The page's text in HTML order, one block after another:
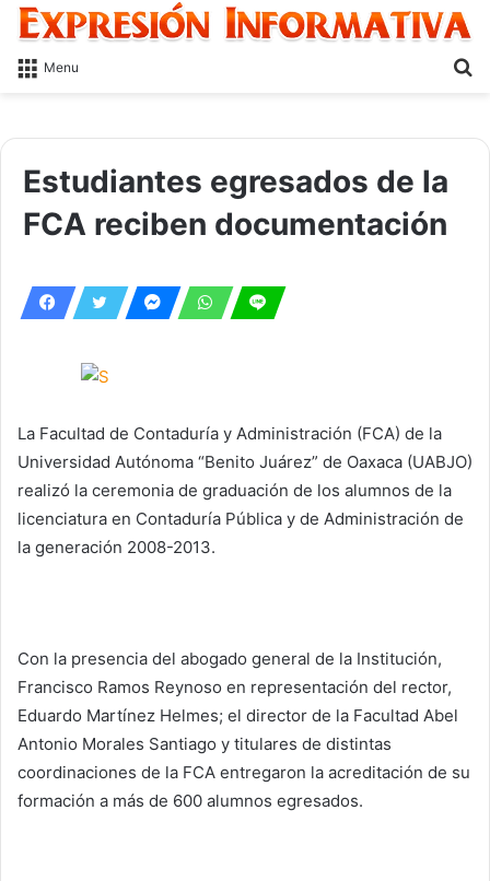
Menu
Estudiantes egresados de la
FCA reciben documentación
La Facultad de Contaduría y Administración (FCA) de la
Universidad Autónoma “Benito Juárez” de Oaxaca (UABJO)
realizó la ceremonia de graduación de los alumnos de la
licenciatura en Contaduría Pública y de Administración de
la generación 2008-2013.
Con la presencia del abogado general de la Institución,
Francisco Ramos Reynoso en representación del rector,
Eduardo Martínez Helmes; el director de la Facultad Abel
Antonio Morales Santiago y titulares de distintas
coordinaciones de la FCA entregaron la acreditación de su
formación a más de 600 alumnos egresados.